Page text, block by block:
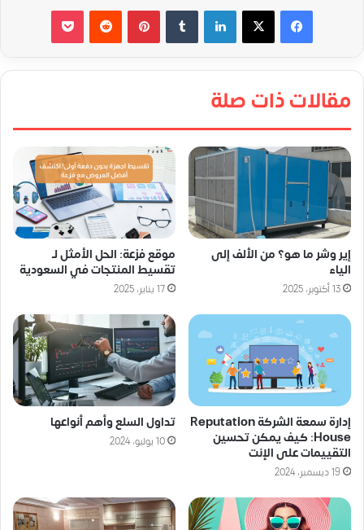
لينكدإن بينتيريست
مقالات ذات صلة
إير وشر ما هو؟ من الألف إلى
الياء
13 أكتوبر، 2025
موقع فزعة: الحل الأمثل لـ
تقسيط المنتجات في السعودية
17 يناير، 2025
إدارة سمعة الشركة Reputation
House: كيف يمكن تحسين
التقييمات على الإنت
19 ديسمبر، 2024
تداول السلع وأهم أنواعها
10 يوليو، 2024